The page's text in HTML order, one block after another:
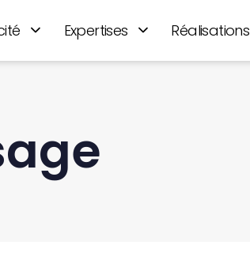
Expertises Réalisations